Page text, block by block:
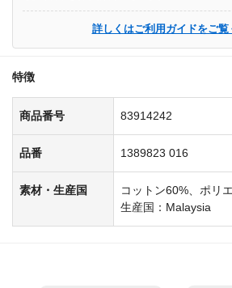
詳しくはご利用ガイドをご覧
特徴
商品番号 83914242
品番 1389823 016
素材・生産国
コットン60%、ポリ
生産国：Malaysia